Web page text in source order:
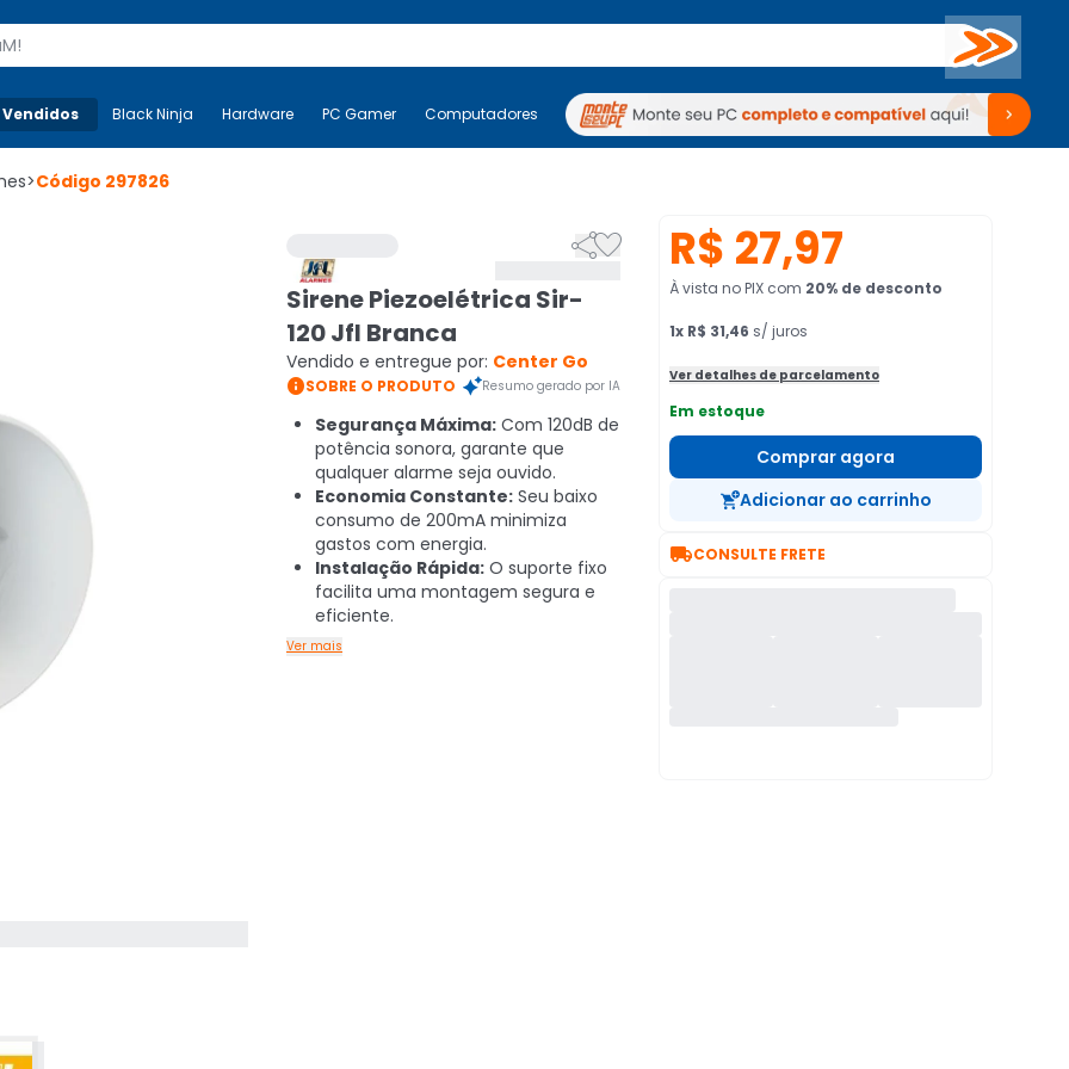
Buscar
Mais-v- Black Ninja Hardware PC Gamer Computadores Periféricos TV Venda no KaBuM!
Black Ninja Hardware PC Gamer Computadores Periféricos TV Venda no KaBuM!
>Código 297826

Sirene Piezoelétrica Sir-
120 Jfl Branca
Vendido e entregue por: Center Go
SOBRE O PRODUTO Resumo gerado por IA
Segurança Máxima: Com 120dB de
potência sonora, garante que
qualquer alarme seja ouvido.
Economia Constante: Seu baixo
consumo de 200mA minimiza
gastos com energia.
Instalação Rápida: O suporte fixo
facilita uma montagem segura e
eficiente.
Ver mais
R$ 27,97
À vista no PIX com 20% de desconto
1x R$ 31,46 s/ juros
Ver detalhes de parcelamento
Em estoque
Comprar agora
Adicionar ao carrinho
CONSULTE FRETE